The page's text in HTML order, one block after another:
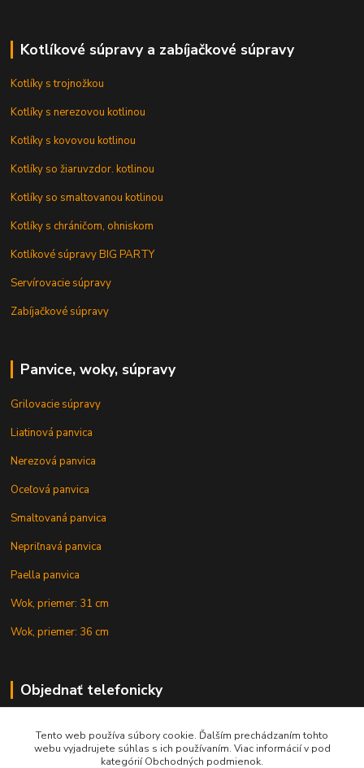
Kotlíkové súpravy a zabíjačkové súpravy
Kotlíky s trojnožkou
Kotlíky s nerezovou kotlinou
Kotlíky s kovovou kotlinou
Kotlíky so žiaruvzdor. kotlinou
Kotlíky so smaltovanou kotlinou
Kotlíky s chráničom, ohniskom
Kotlíkové súpravy BIG PARTY
Servírovacie súpravy
Zabíjačkové súpravy
Panvice, woky, súpravy
Grilovacie súpravy
Liatinová panvica
Nerezová panvica
Oceľová panvica
Smaltovaná panvica
Nepriľnavá panvica
Paella panvica
Wok, priemer: 31 cm
Wok, priemer: 36 cm
Objednať telefonicky
+421 902 212 007
Tento web používa súbory cookie. Ďalším prechádzaním tohto
webu vyjadrujete súhlas s ich používaním. Viac informácií v pod
kategórií Obchodných podmienok.